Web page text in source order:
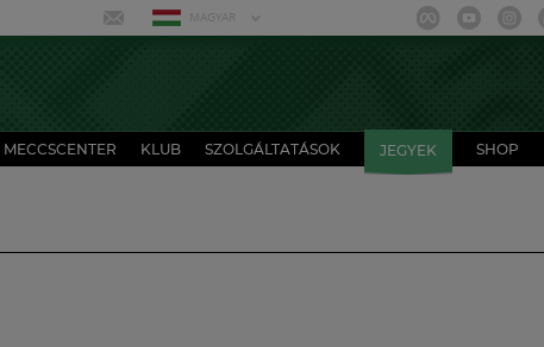
MAGYAR
MECCSCENTER KLUB SZOLGÁLTATÁSOK JEGYEK SHOP